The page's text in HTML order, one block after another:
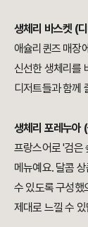
생체리 바스켓 (
애슐리퀸즈 매장
신선한 생체리를
디저트들과 함께
생체리 포레누아
프랑스어로 '검은
메뉴예요. 달콤
수 있도록 구성했
제대로 느낄 수